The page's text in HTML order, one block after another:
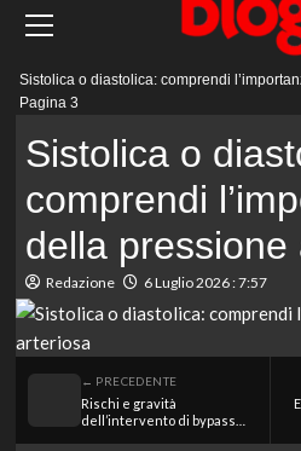
principale
Sistolica o diastolica: comprendi
Pagina 3
Sistolica o
comprendi
della pressione
Redazione 6 Luglio 2026 : 7:57
← PRECEDENTE
Rischi e gravità
dell’intervento di bypass